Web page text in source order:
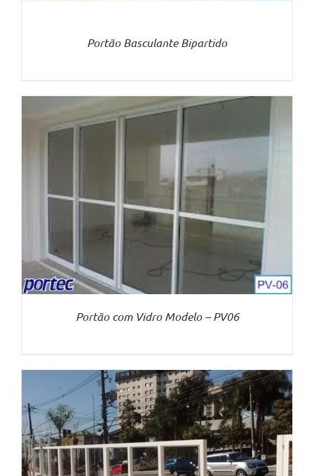
Portão Basculante Bipartido
Portão com Vidro Modelo – PV06